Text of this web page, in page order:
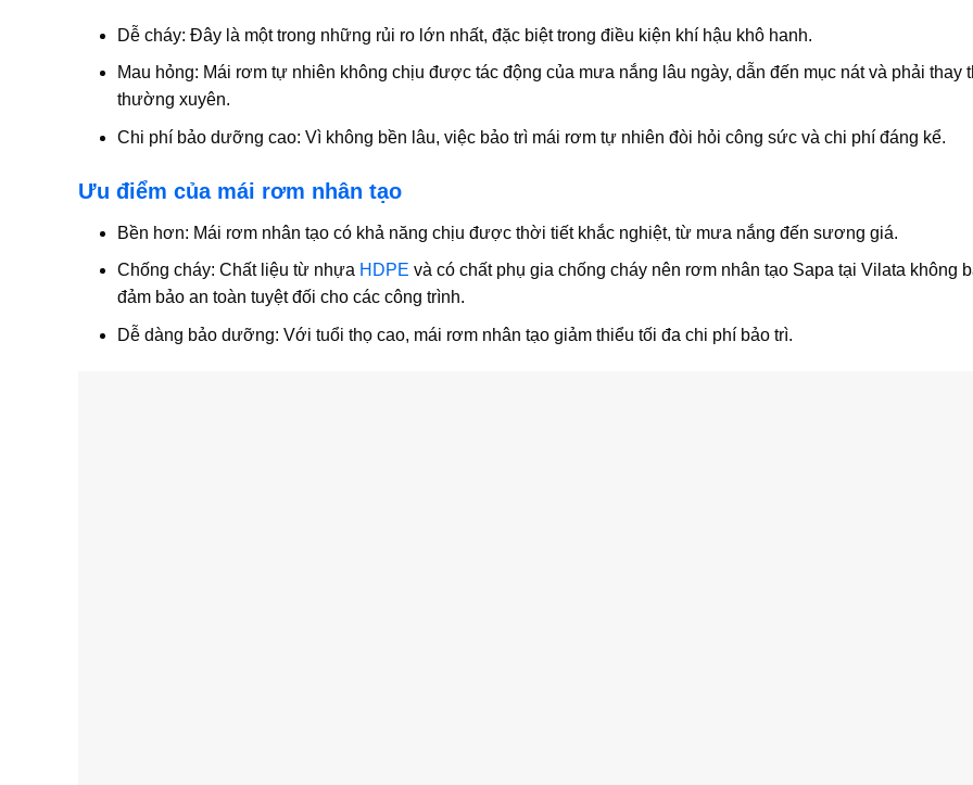
Dễ cháy: Đây là một trong những rủi ro lớn nhất, đặc biệt trong điều kiện khí hậu khô hanh.
Mau hỏng: Mái rơm tự nhiên không chịu được tác động của mưa nắng lâu ngày, dẫn đến mục nát và phải thay
thường xuyên.
Chi phí bảo dưỡng cao: Vì không bền lâu, việc bảo trì mái rơm tự nhiên đòi hỏi công sức và chi phí đáng kể.
Ưu điểm của mái rơm nhân tạo
Bền hơn: Mái rơm nhân tạo có khả năng chịu được thời tiết khắc nghiệt, từ mưa nắng đến sương giá.
Chống cháy: Chất liệu từ nhựa HDPE và có chất phụ gia chống cháy nên rơm nhân tạo Sapa tại Vilata không
đảm bảo an toàn tuyệt đối cho các công trình.
Dễ dàng bảo dưỡng: Với tuổi thọ cao, mái rơm nhân tạo giảm thiểu tối đa chi phí bảo trì.